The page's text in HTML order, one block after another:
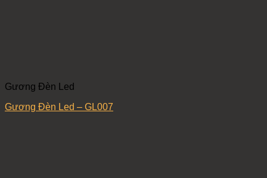
Gương Đèn Led
Gương Đèn Led – GL007